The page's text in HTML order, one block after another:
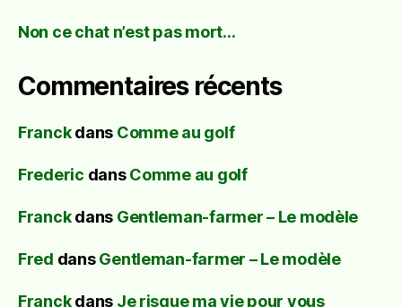
Non ce chat n’est pas mort…
Commentaires récents
Franckdans Comme au golf
Frederic dansComme au golf
Franckdans Gentleman-farmer – Le modèle
Fred dansGentleman-farmer – Le modèle
Franckdans Je risque ma vie pour vous